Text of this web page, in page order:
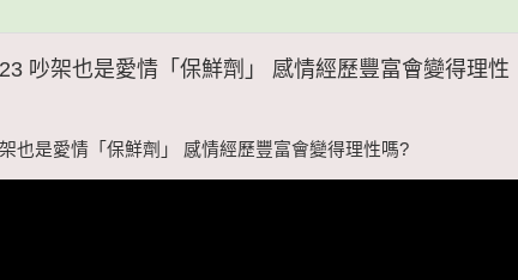
吵架也是愛情「保鮮劑」 感情經歷豐富會變得理性
也是愛情「保鮮劑」 感情經歷豐富會變得理性嗎?